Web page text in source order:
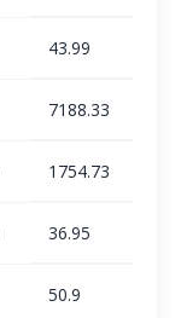
43.99
7188.33
1754.73
36.95
50.9